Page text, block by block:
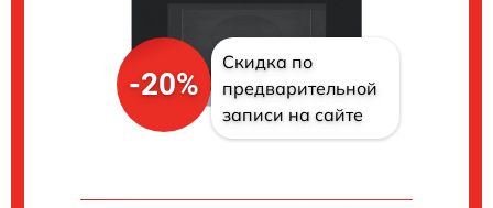
-20%
Скидка по
предварительной
записи на сайте